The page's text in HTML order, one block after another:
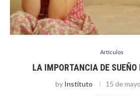
Artículos
LA IMPORTANCIA DE SUEÑO
by Instituto 15 de